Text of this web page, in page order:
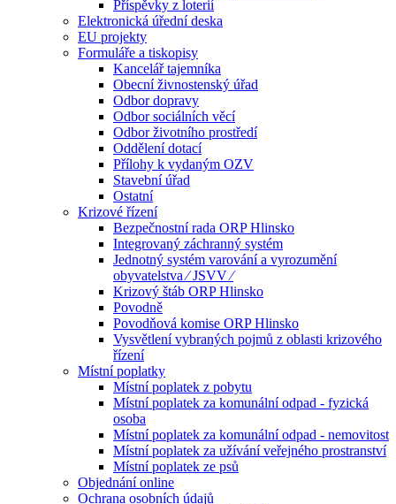
Příspěvky z loterií
Elektronická úřední deska
EU projekty
Formuláře a tiskopisy
Kancelář tajemníka
Obecní živnostenský úřad
Odbor dopravy
Odbor sociálních věcí
Odbor životního prostředí
Oddělení dotací
Přílohy k vydaným OZV
Stavební úřad
Ostatní
Krizové řízení
Bezpečnostní rada ORP Hlinsko
Integrovaný záchranný systém
Jednotný systém varování a vyrozumění
obyvatelstva ⁄ JSVV ⁄
Krizový štáb ORP Hlinsko
Povodně
Povodňová komise ORP Hlinsko
Vysvětlení vybraných pojmů z oblasti krizového
řízení
Místní poplatky
Místní poplatek z pobytu
Místní poplatek za komunální odpad - fyzická
osoba
Místní poplatek za komunální odpad - nemovitost
Místní poplatek za užívání veřejného prostranství
Místní poplatek ze psů
Objednání online
Ochrana osobních údajů